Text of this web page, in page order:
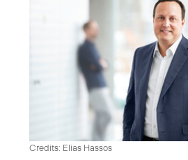
Credits: Elias Hassos